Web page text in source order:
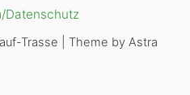
Datenschutz
Trasse | Theme by Astra